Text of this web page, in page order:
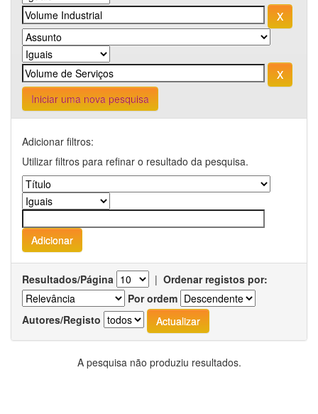
Iniciar uma nova pesquisa
Adicionar filtros:
Utilizar filtros para refinar o resultado da pesquisa.
Resultados/Página | Ordenar registos por:
Por ordem
Autores/Registo
A pesquisa não produziu resultados.